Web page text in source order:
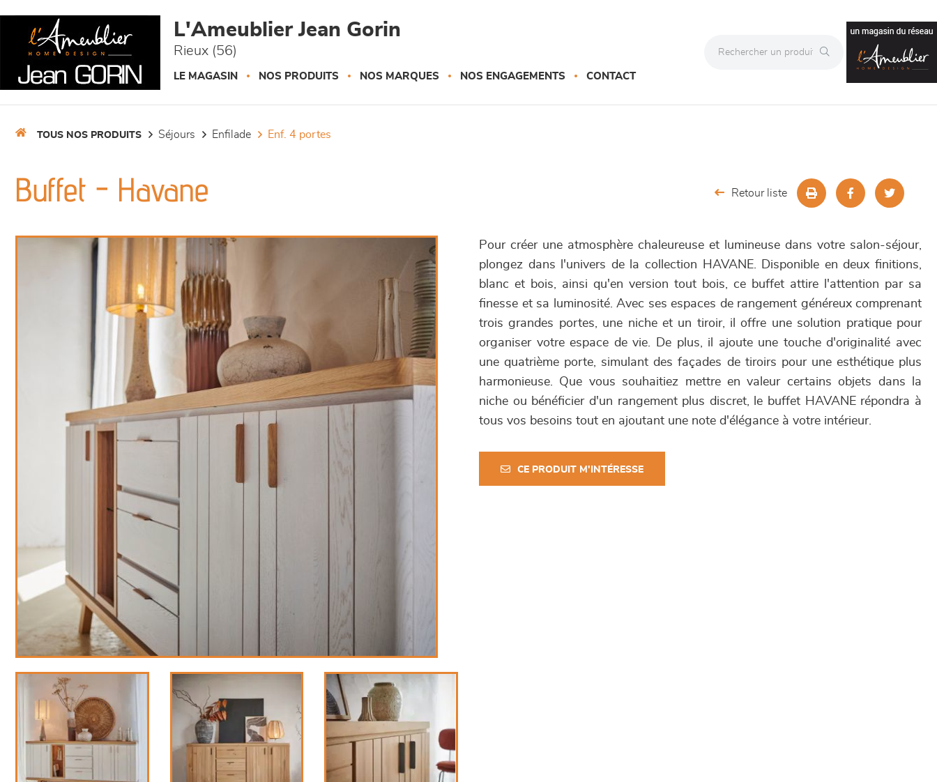
L'Ameublier Jean Gorin
Rieux (56)
LE MAGASIN NOS PRODUITS NOS MARQUES NOS ENGAGEMENTS CONTACT
TOUS NOS PRODUITS séjours enfilade enf. 4 portes
Buffet - Havane Retour liste
Pour créer une atmosphère chaleureuse et lumineuse dans votre salon-séjour,
plongez dans l'univers de la collection HAVANE. Disponible en deux finitions,
blanc et bois, ainsi qu'en version tout bois, ce buffet attire l'attention par sa
finesse et sa luminosité. Avec ses espaces de rangement généreux comprenant
trois grandes portes, une niche et un tiroir, il offre une solution pratique pour
organiser votre espace de vie. De plus, il ajoute une touche d'originalité avec
une quatrième porte, simulant des façades de tiroirs pour une esthétique plus
harmonieuse. Que vous souhaitiez mettre en valeur certains objets dans la
niche ou bénéficier d'un rangement plus discret, le buffet HAVANE répondra à
tous vos besoins tout en ajoutant une note d'élégance à votre intérieur.
CE PRODUIT M'INTÉRESSE